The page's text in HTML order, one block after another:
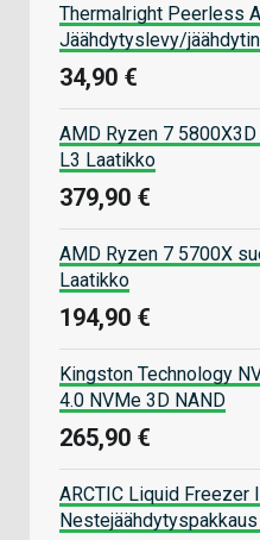
Thermalright Peerless
Jäähdytyslevy/
34,90 €
AMD Ryzen 7
L3 Laatikko
379,90 €
AMD Ryzen 7 5700X
Laatikko
194,90 €
Kingston Technology
4.0 NVMe 3D NAND
265,90 €
ARCTIC Liquid Freezer